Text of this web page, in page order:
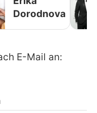
Dorodnova
E-Mail an: